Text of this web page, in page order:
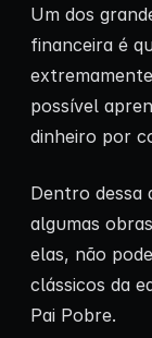
Um dos
financeira é
possível
dinheiro por
Dentro dessa
algumas
elas, não
clássicos da
Pai Pobre.